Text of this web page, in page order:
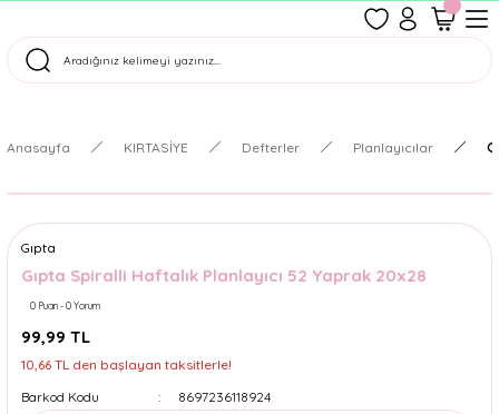
Tüm Siparişler Aynı Gün Kargoda!
Anasayfa KIRTASİYE Defterler Planlayıcılar
Gıpta
Gıpta Spiralli Haftalık Planlayıcı 52 Yaprak 20x28
0 Puan - 0 Yorum
99,99 TL
10,66 TL den başlayan taksitlerle!
Barkod Kodu
8697236118924